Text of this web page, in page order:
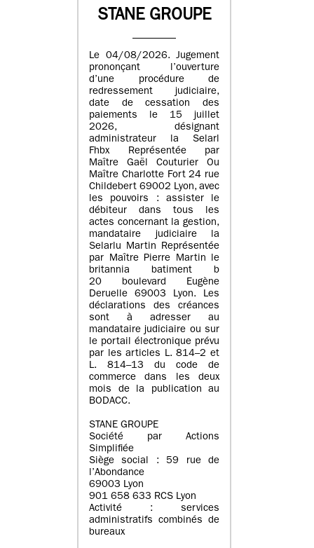
STANE GROUPE
Le 04/08/2026. Jugement
prononçant l’ouverture
d’une procédure de
redressement judiciaire,
date de cessation des
paiements le 15 juillet
2026, désignant
administrateur la Selarl
Fhbx Représentée par
Maître Gaël Couturier Ou
Maître Charlotte Fort 24 rue
Childebert 69002 Lyon, avec
les pouvoirs : assister le
débiteur dans tous les
actes concernant la gestion,
mandataire judiciaire la
Selarlu Martin Représentée
par Maître Pierre Martin le
britannia batiment b
20 boulevard Eugène
Deruelle 69003 Lyon. Les
déclarations des créances
sont à adresser au
mandataire judiciaire ou sur
le portail électronique prévu
par les articles L. 814–2 et
L. 814–13 du code de
commerce dans les deux
mois de la publication au
BODACC.
STANE GROUPE
Société par Actions
Simplifiée
Siège social : 59 rue de
l’Abondance
69003 Lyon
901 658 633 RCS Lyon
Activité : services
administratifs combinés de
bureaux